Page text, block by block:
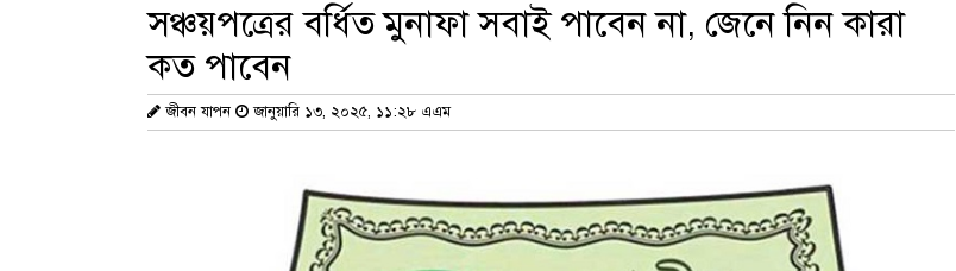
সঞ্চয়পত্রের বর্ধিত মুনাফা সবাই পাবেন না, জেনে নিন কারা
কত পাবেন
জীবন যাপন জানুয়ারি ১৩, ২০২৫, ১১:২৮ এএম